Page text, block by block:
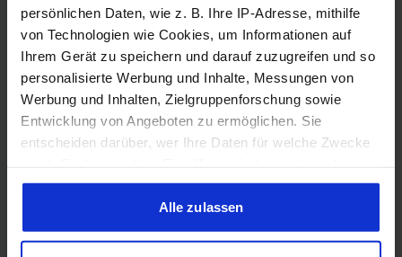
persönlichen Daten, wie z. B. Ihre IP-Adresse, mithilfe
von Technologien wie Cookies, um Informationen auf
Ihrem Gerät zu speichern und darauf zuzugreifen und so
personalisierte Werbung und Inhalte, Messungen von
Werbung und Inhalten, Zielgruppenforschung sowie
Entwicklung von Angeboten zu ermöglichen. Sie
entscheiden darüber, wer Ihre Daten für welche Zwecke
Cookie-Erklärung oder durch Klicken auf das Privacy
Trigger Symbol ändern oder widerrufen
Alle zulassen
Corsair 3500X LX-R RGB iCUE LINK (Midi-Tower, 3 x iCUE